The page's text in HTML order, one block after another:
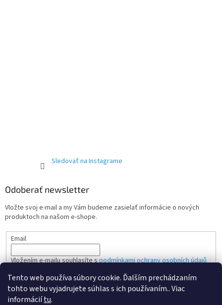
Tento web používa súbory cookie. Ďalším prechádzaním
tohto webu vyjadrujete súhlas s ich používaním.. Viac
informáciítu.
Sledovať na Instagrame
Odoberať newsletter
Vložte svoj e-mail a my Vám budeme zasielať informácie o nových
produktoch na našom e-shope.
Email
Vložením e-mailu souhlasíte spodmínkami ochrany osobních údajů
PRIHLÁSIŤ SA